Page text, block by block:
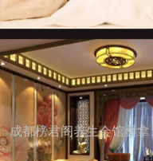
成都榜君阁养生会馆桑